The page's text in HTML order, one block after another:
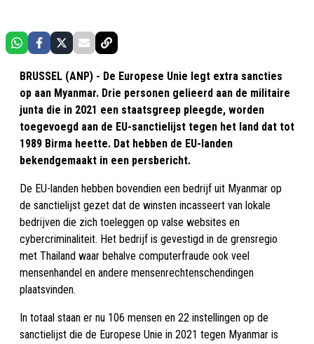
BRUSSEL (ANP) - De Europese Unie legt extra sancties
op aan Myanmar. Drie personen gelieerd aan de militaire
junta die in 2021 een staatsgreep pleegde, worden
toegevoegd aan de EU-sanctielijst tegen het land dat tot
1989 Birma heette. Dat hebben de EU-landen
bekendgemaakt in een persbericht.
De EU-landen hebben bovendien een bedrijf uit Myanmar op
de sanctielijst gezet dat de winsten incasseert van lokale
bedrijven die zich toeleggen op valse websites en
cybercriminaliteit. Het bedrijf is gevestigd in de grensregio
met Thailand waar behalve computerfraude ook veel
mensenhandel en andere mensenrechtenschendingen
plaatsvinden.
In totaal staan er nu 106 mensen en 22 instellingen op de
sanctielijst die de Europese Unie in 2021 tegen Myanmar is